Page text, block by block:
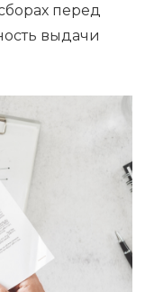
перед
выдачи